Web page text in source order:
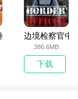
生存挑战5
边境检察官中
386.6MB
下载